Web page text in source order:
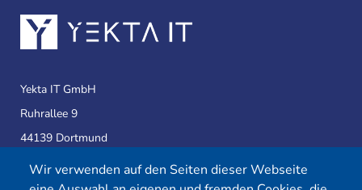
Wir verwenden auf den Seiten dieser Webseite
Yekta IT GmbH
Ruhrallee 9
44139 Dortmund